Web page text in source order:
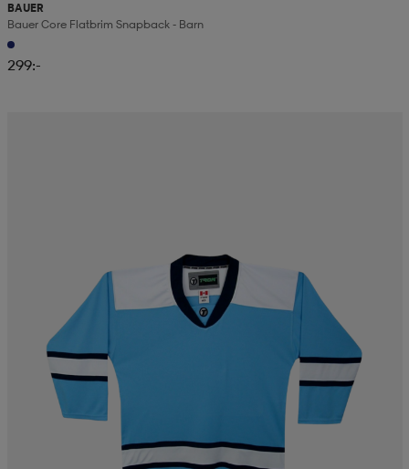
BAUER
Bauer Core Flatbrim Snapback - Barn
299:-